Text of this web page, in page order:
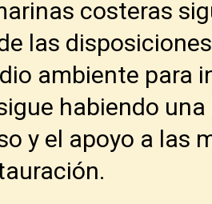
costeras
las
ambiente para
habiendo
y el apoyo a las